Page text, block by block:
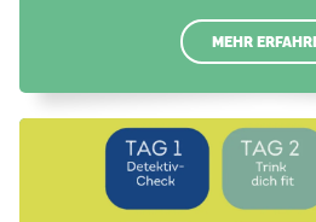
MEHR